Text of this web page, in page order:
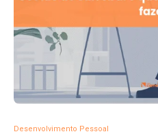
Desenvolvimento Pessoal